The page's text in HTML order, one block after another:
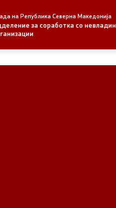
на Република Северна Македонија
за соработка со